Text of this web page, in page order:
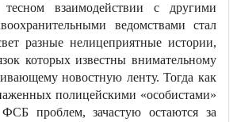
взаимодействии с другими
ведомствами стал
разные нелицеприятные истории,
которых известны внимательному
новостную ленту. Тогда как
полицейскими «особистами»
проблем, зачастую остаются за